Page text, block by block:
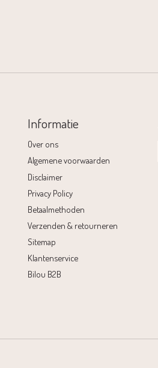
Informatie
Over ons
Algemene voorwaarden
Disclaimer
Privacy Policy
Betaalmethoden
Verzenden & retourneren
Sitemap
Klantenservice
Bilou B2B